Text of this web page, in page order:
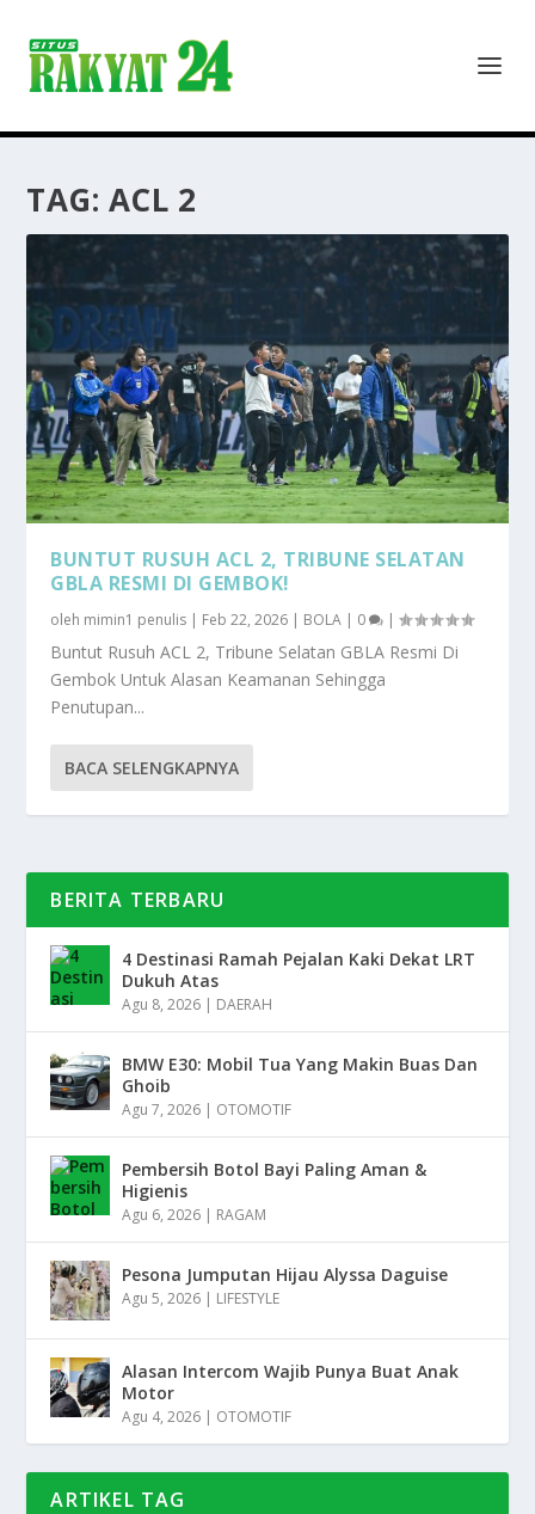
TAG: ACL 2
BUNTUT RUSUH ACL 2, TRIBUNE SELATAN
GBLA RESMI DI GEMBOK!
oleh mimin1 penulis | Feb 22, 2026 | BOLA | 0 |
Buntut Rusuh ACL 2, Tribune Selatan GBLA Resmi Di
Gembok Untuk Alasan Keamanan Sehingga
Penutupan...
BACA SELENGKAPNYA
BERITA TERBARU
4 Destinasi Ramah Pejalan Kaki Dekat LRT
Dukuh Atas
Agu 8, 2026 | DAERAH
BMW E30: Mobil Tua Yang Makin Buas Dan
Ghoib
Agu 7, 2026 | OTOMOTIF
Pembersih Botol Bayi Paling Aman &
Higienis
Agu 6, 2026 | RAGAM
Pesona Jumputan Hijau Alyssa Daguise
Agu 5, 2026 | LIFESTYLE
Alasan Intercom Wajib Punya Buat Anak
Motor
Agu 4, 2026 | OTOMOTIF
ARTIKEL TAG